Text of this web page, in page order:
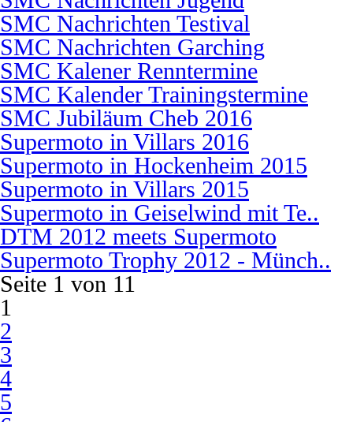
SMC Nachrichten Testival
SMC Nachrichten Garching
SMC Kalener Renntermine
SMC Kalender Trainingstermine
SMC Jubiläum Cheb 2016
Supermoto in Villars 2016
Supermoto in Hockenheim 2015
Supermoto in Villars 2015
Supermoto in Geiselwind mit Te..
DTM 2012 meets Supermoto
Supermoto Trophy 2012 - Münch..
Seite 1 von 11
1
2
3
4
5